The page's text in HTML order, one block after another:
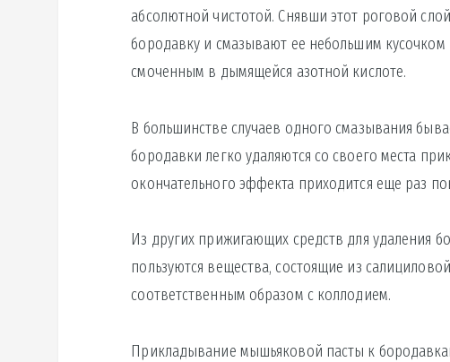
абсолютной чистотой. Снявши этот роговой
бородавку и смазывают ее небольшим
смоченным в дымящейся азотной кислоте.
В большинстве случаев одного смазывания
бородавки легко удаляются со своего места
окончательного эффекта приходится еще раз
Из других прижигающих средств для удаления
пользуются вещества, состоящие из
соответственным образом с коллодием.
Прикладывание мышьяковой пасты к